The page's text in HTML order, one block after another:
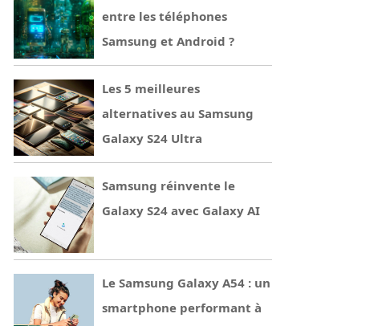
entre les téléphones
Samsung et Android ?
Les 5 meilleures
alternatives au Samsung
Galaxy S24 Ultra
Samsung réinvente le
Galaxy S24 avec Galaxy AI
Le Samsung Galaxy A54 : un
smartphone performant à